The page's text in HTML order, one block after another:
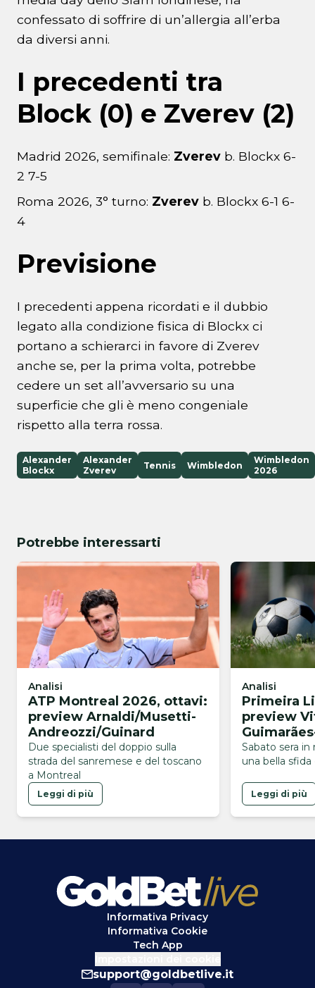
confessato di soffrire di un’allergia all’erba
da diversi anni.
I precedenti tra
Block (0) e Zverev (2)
Madrid 2026, semifinale: Zverev b. Blockx 6-
2 7-5
Roma 2026, 3° turno: Zverev b. Blockx 6-1 6-
4
Previsione
I precedenti appena ricordati e il dubbio
legato alla condizione fisica di Blockx ci
portano a schierarci in favore di Zverev
anche se, per la prima volta, potrebbe
cedere un set all’avversario su una
superficie che gli è meno congeniale
rispetto alla terra rossa.
Alexander
Blockx
Alexander
Zverev
Tennis Wimbledon
Wimbledon
2026
Potrebbe interessarti
Analisi
ATP Montreal 2026, ottavi:
preview Arnaldi/Musetti-
Andreozzi/Guinard
Due specialisti del doppio sulla
strada del sanremese e del toscano
a Montreal
Leggi di più
Analisi
Primeira
preview
Sabato sera
una bella
Leggi di più
Informativa Privacy
Informativa Cookie
Tech App
support@goldbetlive.it